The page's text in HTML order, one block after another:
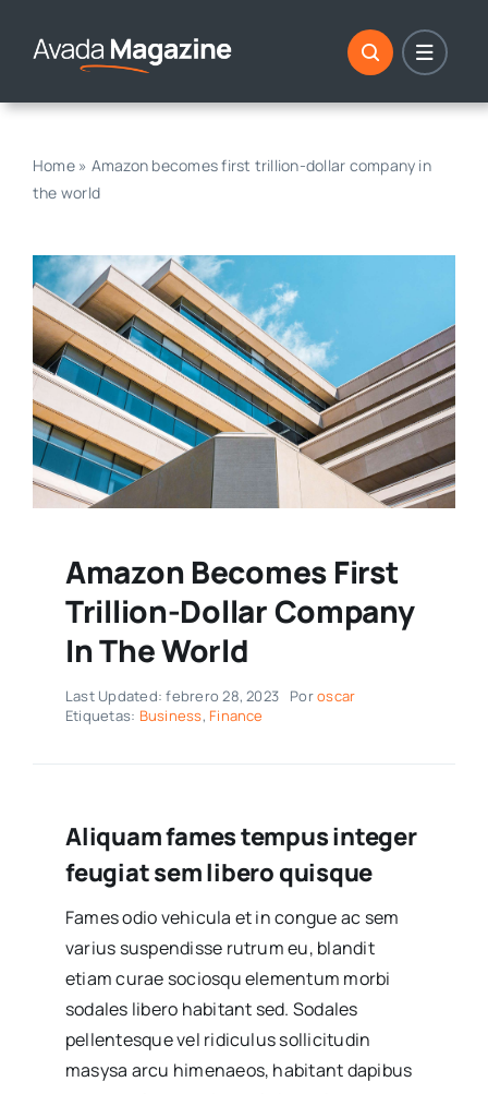
contenido
Home» Amazon becomes first trillion-dollar company in
the world
Amazon Becomes First
Trillion-Dollar Company
In The World
Last Updated: febrero 28, 2023 Poroscar
Etiquetas: Business, Finance
Aliquam fames tempus integer
feugiat sem libero quisque
Fames odio vehicula et in congue ac sem
varius suspendisse rutrum eu, blandit
etiam curae sociosqu elementum morbi
sodales libero habitant sed. Sodales
pellentesque vel ridiculus sollicitudin
masysa arcu himenaeos, habitant dapibus